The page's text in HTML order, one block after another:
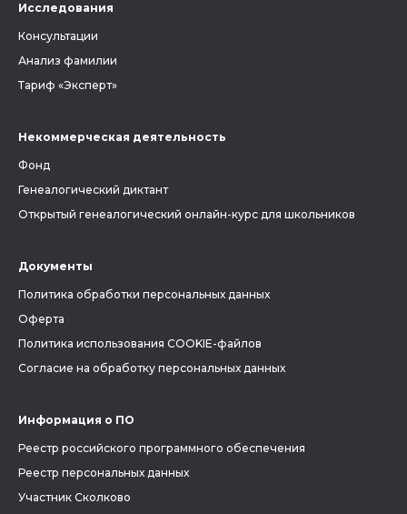
Исследования
Консультации
Анализ фамилии
Тариф «Эксперт»
Некоммерческая деятельность
Фонд
Генеалогический диктант
Открытый генеалогический онлайн-курс для школьников
Документы
Политика обработки персональных данных
Оферта
Политика использования COOKIE-файлов
Согласие на обработку персональных данных
Информация о ПО
Реестр российского программного обеспечения
Реестр персональных данных
Участник Сколково